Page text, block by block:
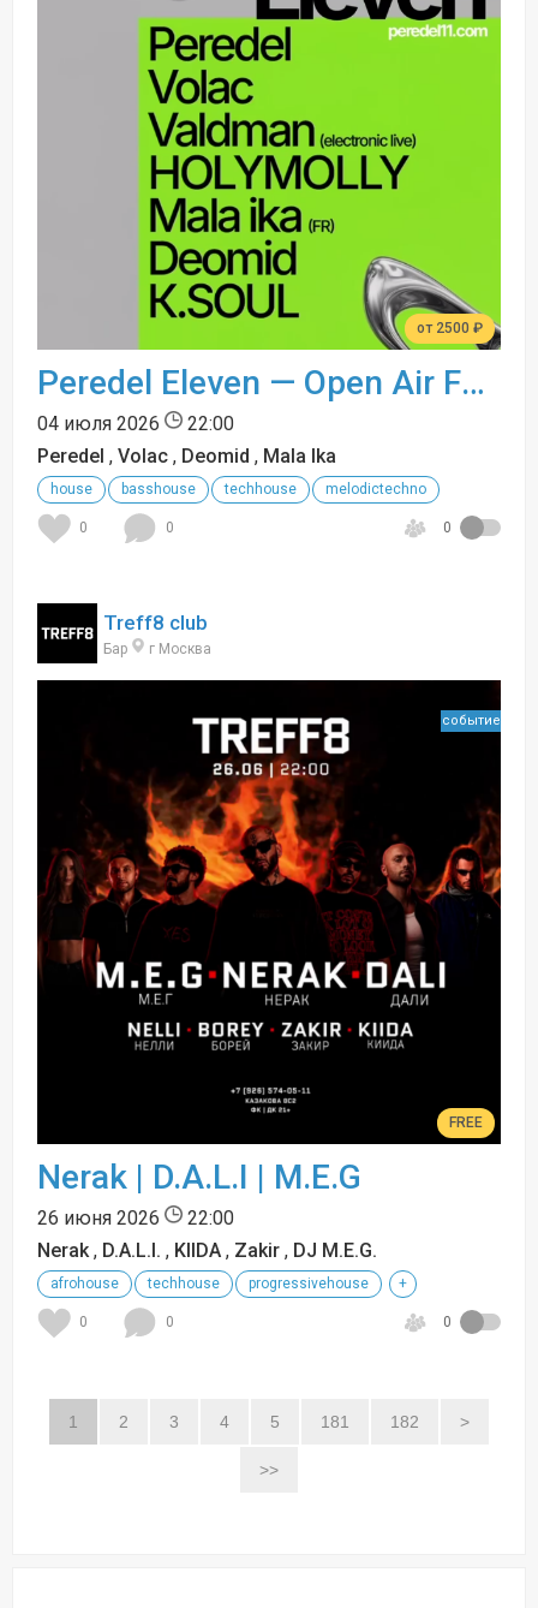
от 2500 ₽
Peredel Eleven — Open Air Festival
04 июля 2026
22:00
Peredel , Volac , Deomid , Mala Ika
house basshouse techhouse melodictechno
0 0 0
Treff8 club
Бар г Москва
FREE
событие
Nerak | D.A.L.I | M.E.G
26 июня 2026
22:00
Nerak, D.A.L.I. , KIIDA , Zakir , DJ M.E.G.
afrohouse techhouse progressivehouse +
0 0 0
1 2 3 4 5 181 182 >
>>